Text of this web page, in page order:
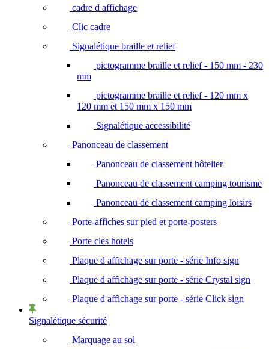
cadre d affichage
Clic cadre
Signalétique braille et relief
pictogramme braille et relief - 150 mm - 230
mm
pictogramme braille et relief - 120 mm x
120 mm et 150 mm x 150 mm
Signalétique accessibilité
Panonceau de classement
Panonceau de classement hôtelier
Panonceau de classement camping tourisme
Panonceau de classement camping loisirs
Porte-affiches sur pied et porte-posters
Porte cles hotels
Plaque d affichage sur porte - série Info sign
Plaque d affichage sur porte - série Crystal sign
Plaque d affichage sur porte - série Click sign
Signalétique sécurité
Marquage au sol